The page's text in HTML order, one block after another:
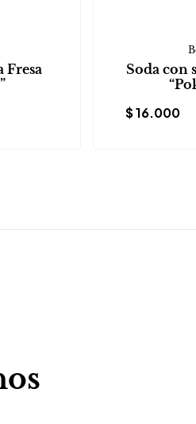
Fresa
Soda con
$16.000